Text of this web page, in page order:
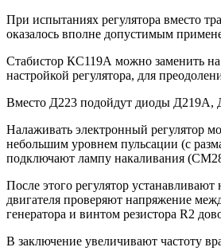
При испытаниях регулятора вместо
оказалось вполне допустимым
Стабистор КС119А можно заменить на
настройкой регулятора, для
Вместо Д223 подойдут диоды
Налаживать электронный регулятор
небольшим уровнем пульсации (с
подключают лампу накаливания
После этого регулятор
двигателя проверяют напряжение
генератора и винтом резистора R2
В заключение увеличивают частоту